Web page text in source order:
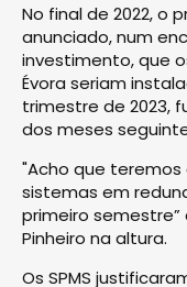
No final de 2022, o
anunciado, num
investimento, que
Évora seriam
trimestre de 2023,
dos meses
"Acho que
sistemas em
primeiro semestre”
Pinheiro na altura.
Os SPMS